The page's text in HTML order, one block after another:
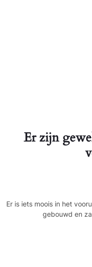
Er zijn
Er is iets moois in het
gebouwd en